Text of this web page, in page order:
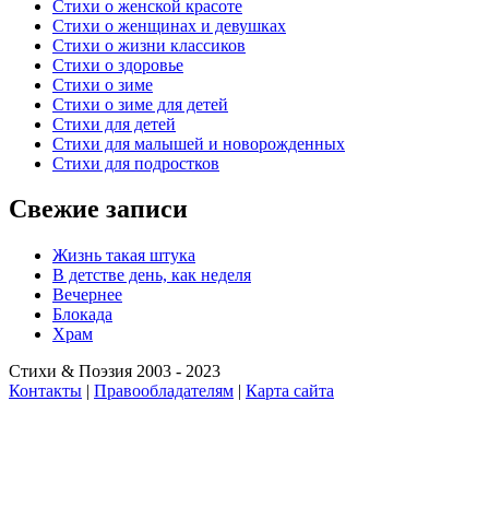
Стихи о женской красоте
Стихи о женщинах и девушках
Стихи о жизни классиков
Стихи о здоровье
Стихи о зиме
Стихи о зиме для детей
Стихи для детей
Стихи для малышей и новорожденных
Стихи для подростков
Свежие записи
Жизнь такая штука
В детстве день, как неделя
Вечернее
Блокада
Храм
Стихи & Поэзия 2003 - 2023
Контакты | Правообладателям | Карта сайта